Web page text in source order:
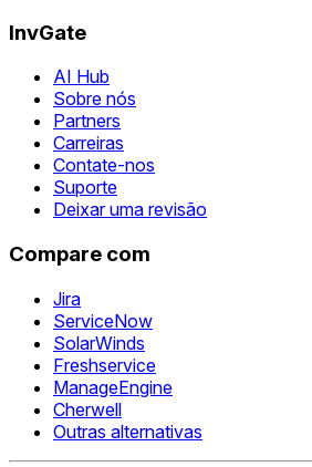
InvGate
AI Hub
Sobre nós
Partners
Carreiras
Contate-nos
Suporte
Deixar uma revisão
Compare com
Jira
ServiceNow
SolarWinds
Freshservice
ManageEngine
Cherwell
Outras alternativas